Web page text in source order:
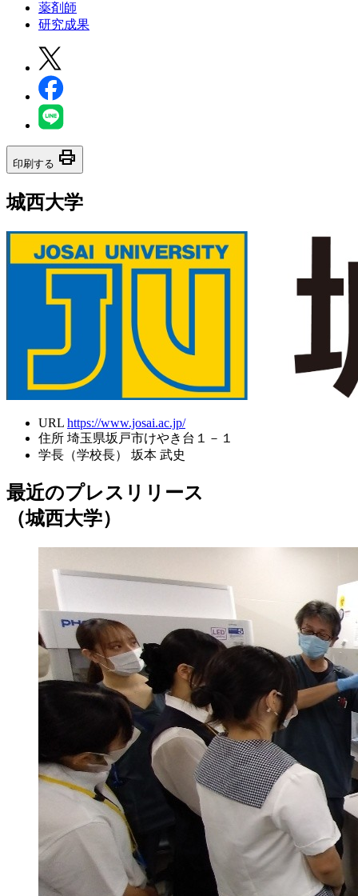
薬剤師
研究成果
印刷する print
城西大学
URL https://www.josai.ac.jp/
住所 埼玉県坂戸市けやき台１－１
学長（学校長）
坂本 武史
最近のプレスリリース
（城西大学）